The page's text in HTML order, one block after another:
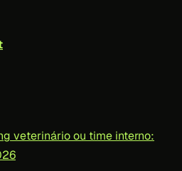
veterinário ou time interno: